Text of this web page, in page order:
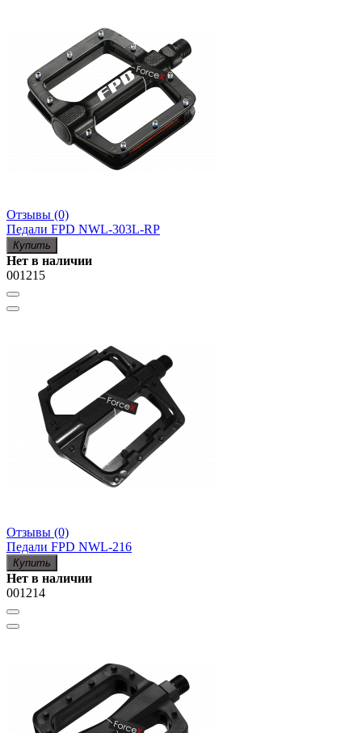
Отзывы (0)
Педали FPD NWL-303L-RP
Купить
Нет в наличии
001215
Отзывы (0)
Педали FPD NWL-216
Купить
Нет в наличии
001214